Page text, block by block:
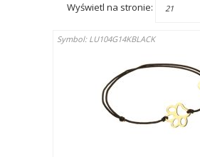
Wyświetl na stronie:
Symbol: LU104G14KBLACK